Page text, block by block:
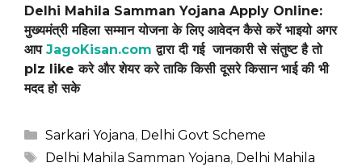
Delhi Mahila Samman Yojana Apply Online:
मुख्यमंत्री महिला सम्मान योजना के लिए आवेदन कैसे करें भाइयो अगर
आप JagoKisan.com द्वारा दी गई जानकारी से संतुष्ट है तो
plz like करे और शेयर करे ताकि किसी दूसरे किसान भाई की भी
मदद हो सके
Categories
Sarkari Yojana, Delhi Govt Scheme
Tags
Delhi Mahila Samman Yojana, Delhi Mahila